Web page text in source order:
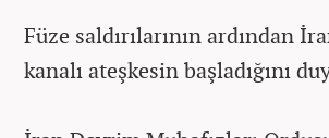
Füze saldırılarının ardından
kanalı ateşkesin başladığını